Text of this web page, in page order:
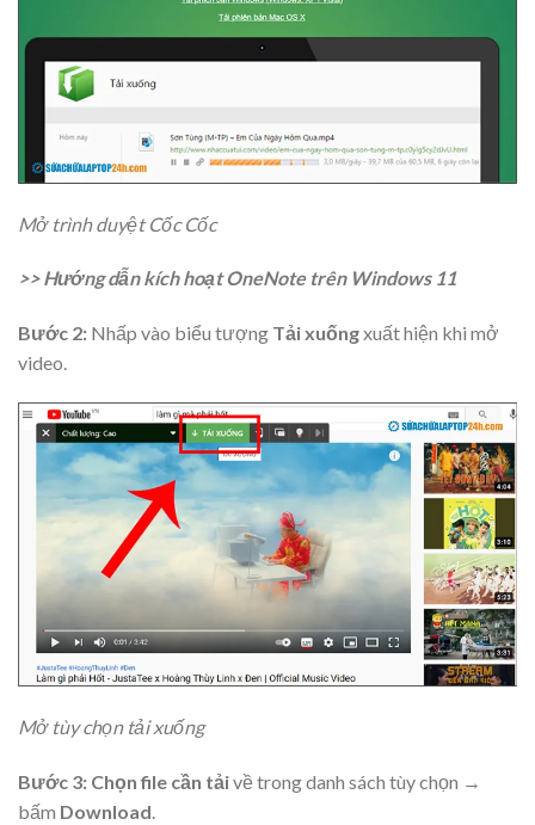
Mở trình duyệt Cốc Cốc
>> Hướng dẫn kích hoạt OneNote trên Windows 11
Bước 2: Nhấp vào biểu tượng Tải xuốngxuất hiện khi mở
video.
Mở tùy chọn tải xuống
Bước 3: Chọn file cần tảivề trong danh sách tùy chọn →
bấm Download.